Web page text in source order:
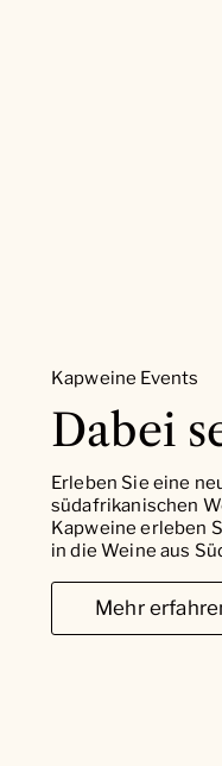
Kapweine Events
Dabei
Erleben Sie eine
südafrikanischen
Kapweine erleben
in die Weine aus
Mehr